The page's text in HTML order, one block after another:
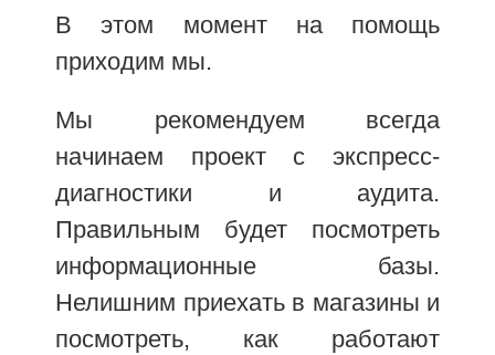
В этом момент на помощь
приходим мы.
Мы рекомендуем всегда
начинаем проект с экспресс-
диагностики и аудита.
Правильным будет посмотреть
информационные базы.
Нелишним приехать в магазины и
посмотреть, как работают